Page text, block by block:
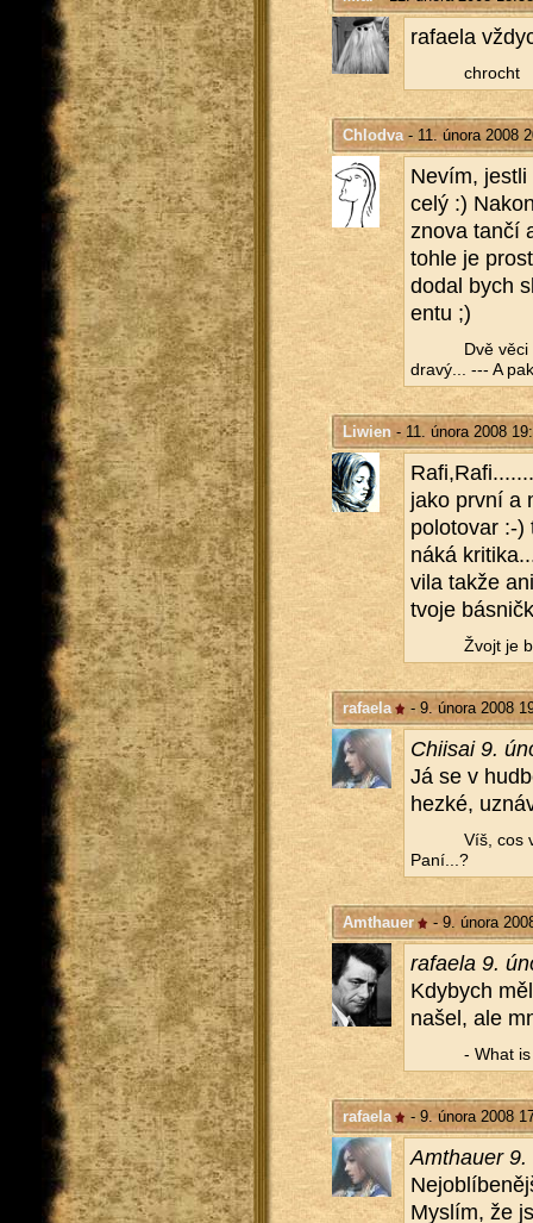
ra­fa­e­la
chrocht
Chlodva- 11. února 2008
Nevím,
celý :)
znova tančí
tohle je
dodal bych
en­tu ;)
Dvě
dravý... --- A
Liwien- 11. února 2008
jako první a
po­lo­to­var :-)
náká
vi­la takže
tvoje
Žvojt je
rafaela - 9. února 2008
Chii­sai 9.
Já se v
hezké,
Víš, cos
Paní...?
Amthauer - 9. února
ra­fa­e­la 9.
Kdy­bych
našel, ale
- What
rafaela - 9. února 2008
Am­thauer 9.
Mys­lím, že